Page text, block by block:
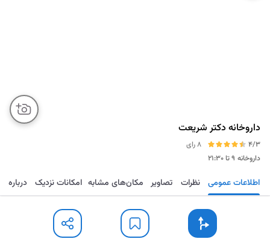
داروخانه دکتر شریعت
4/3
8 رای
داروخانه ۹ تا ۲۱:۳۰
مسیریابی ذخیره ارسال اطلاعات عمومی نظرات تصاویر مکان‌های مشابه امکانات نزدیک درباره